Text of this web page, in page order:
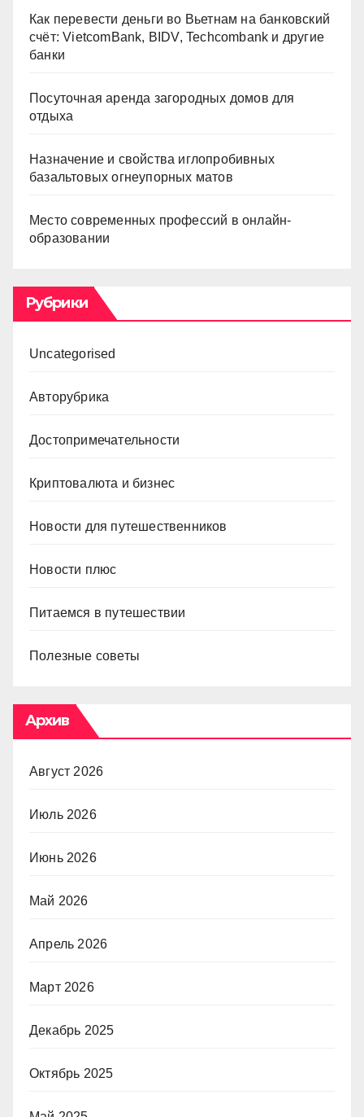
Как перевести деньги во Вьетнам на банковский
счёт: VietcomBank, BIDV, Techcombank и другие
банки
Посуточная аренда загородных домов для
отдыха
Назначение и свойства иглопробивных
базальтовых огнеупорных матов
Место современных профессий в онлайн-
образовании
Рубрики
Uncategorised
Авторубрика
Достопримечательности
Криптовалюта и бизнес
Новости для путешественников
Новости плюс
Питаемся в путешествии
Полезные советы
Архив
Август 2026
Июль 2026
Июнь 2026
Май 2026
Апрель 2026
Март 2026
Декабрь 2025
Октябрь 2025